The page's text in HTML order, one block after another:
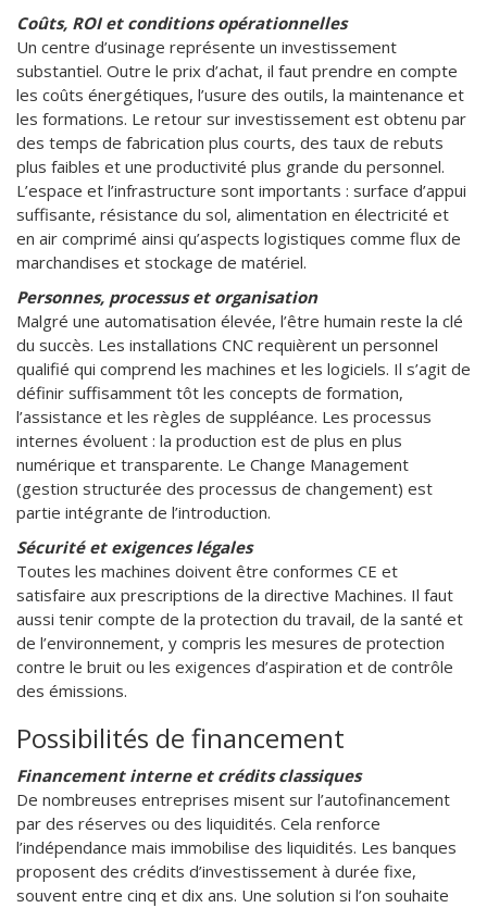
Coûts, ROI et conditions opérationnelles
Un centre d’usinage représente un investissement
substantiel. Outre le prix d’achat, il faut prendre en compte
les coûts énergétiques, l’usure des outils, la maintenance et
les formations. Le retour sur investissement est obtenu par
des temps de fabrication plus courts, des taux de rebuts
plus faibles et une productivité plus grande du personnel.
L’espace et l’infrastructure sont importants : surface d’appui
suffisante, résistance du sol, alimentation en électricité et
en air comprimé ainsi qu’aspects logistiques comme flux de
marchandises et stockage de matériel.
Personnes, processus et organisation
Malgré une automatisation élevée, l’être humain reste la clé
du succès. Les installations CNC requièrent un personnel
qualifié qui comprend les machines et les logiciels. Il s’agit de
définir suffisamment tôt les concepts de formation,
l’assistance et les règles de suppléance. Les processus
internes évoluent : la production est de plus en plus
numérique et transparente. Le Change Management
(gestion structurée des processus de changement) est
partie intégrante de l’introduction.
Sécurité et exigences légales
Toutes les machines doivent être conformes CE et
satisfaire aux prescriptions de la directive Machines. Il faut
aussi tenir compte de la protection du travail, de la santé et
de l’environnement, y compris les mesures de protection
contre le bruit ou les exigences d’aspiration et de contrôle
des émissions.
Possibilités de financement
Financement interne et crédits classiques
De nombreuses entreprises misent sur l’autofinancement
par des réserves ou des liquidités. Cela renforce
l’indépendance mais immobilise des liquidités. Les banques
proposent des crédits d’investissement à durée fixe,
souvent entre cinq et dix ans. Une solution si l’on souhaite